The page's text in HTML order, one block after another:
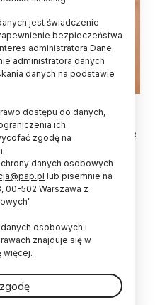
przebyła ospę
półpasiec, wirusowa
słuch, czy wzrok
dziedzinie chorób
ryzyko
30 proc.
prasowego z cyklu "Ze
odbyło się w
że w 2023 r. na
przeciw
jest świadczenie
bezpieczeństwa
administratora Dane
administratora danych
danych na podstawie
dostępu do danych,
ich
zgodę na
danych osobowych
lub pisemnie na
00-502 Warszawa z
osobowych i
znajduje się w
więcej.